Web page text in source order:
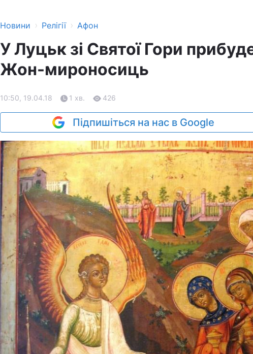
Новини › Релігії › Афон
У Луцьк зі Святої Гори
Жон-мироносиць
10:50, 19.04.18 1 хв. 426
Підпишіться на нас в Google